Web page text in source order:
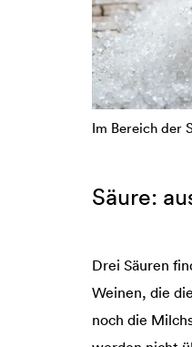
Im Bereich der
Säure:
Drei Säuren
Weinen, die
noch die